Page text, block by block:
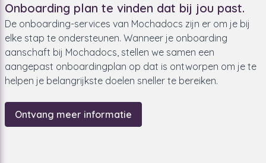
Onboarding plan te vinden dat bij jou past.
De onboarding-services van Mochadocs zijn er om je bij
elke stap te ondersteunen. Wanneer je onboarding
aanschaft bij Mochadocs, stellen we samen een
aangepast onboardingplan op dat is ontworpen om je te
helpen je belangrijkste doelen sneller te bereiken.
Ontvang meer informatie